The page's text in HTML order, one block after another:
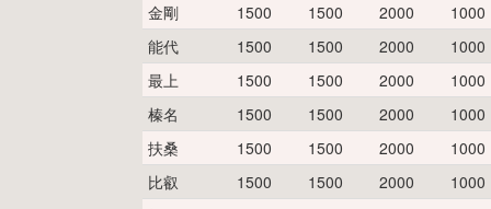
金剛
1500 1500 2000
1000
能代
1500 1500 2000
1000
最上
1500 1500 2000
1000
榛名
1500 1500 2000
1000
扶桑
1500 1500 2000
1000
比叡
1500 1500 2000
1000